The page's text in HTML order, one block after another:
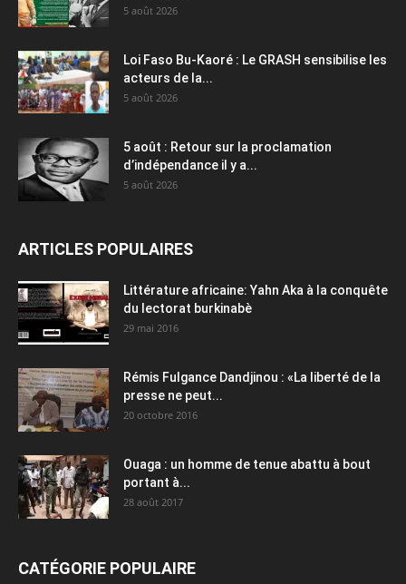
5 août 2026
Loi Faso Bu-Kaoré : Le GRASH sensibilise les
acteurs de la...
5 août 2026
5 août : Retour sur la proclamation
d’indépendance il y a...
5 août 2026
ARTICLES POPULAIRES
Littérature africaine: Yahn Aka à la conquête
du lectorat burkinabè
29 mai 2016
Rémis Fulgance Dandjinou : «La liberté de la
presse ne peut...
20 octobre 2016
Ouaga : un homme de tenue abattu à bout
portant à...
28 août 2017
CATÉGORIE POPULAIRE